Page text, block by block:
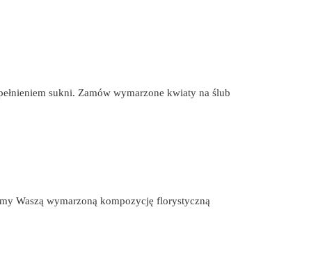
sukni. Zamów wymarzone kwiaty na ślub
Waszą wymarzoną kompozycję florystyczną